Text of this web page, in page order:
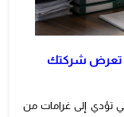
| 7 أخطاء قد تعرض شركتك
تؤدي إلى غرامات من